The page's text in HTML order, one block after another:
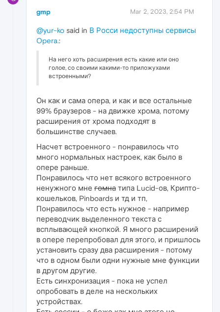
gmp Mar 2, 2023, 2:54 PM
@yur-ko said in В Росси недоступны сервисы
Opera.:
На него хоть расширения есть какие или оно
голое, со своими какими-то приложухами
встроенными?
Он как и сама опера, и как и все остальные
99% браузеров - на движке хрома, потому
расширения от хрома подходят в
большинстве случаев.
Насчет встроенного - понравилось что
много нормальных настроек, как было в
опере раньше.
Понравилось что нет всякого встроенного
ненужного мне гомна типа Lucid-ов, Крипто-
кошельков, Pinboards и тд и тп,
Понравилось что есть нужное - например
переводчик выделенного текста с
всплывающей кнопкой. Я много расширений
в опере перепробовал для этого, и пришлось
установить сразу два расширения - потому
что в одном были одни нужные мне функции
в другом другие.
Есть синхронизация - пока не успел
опробовать в деле на нескольких
устройствах.